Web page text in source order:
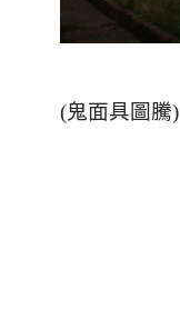
(鬼面具圖騰)